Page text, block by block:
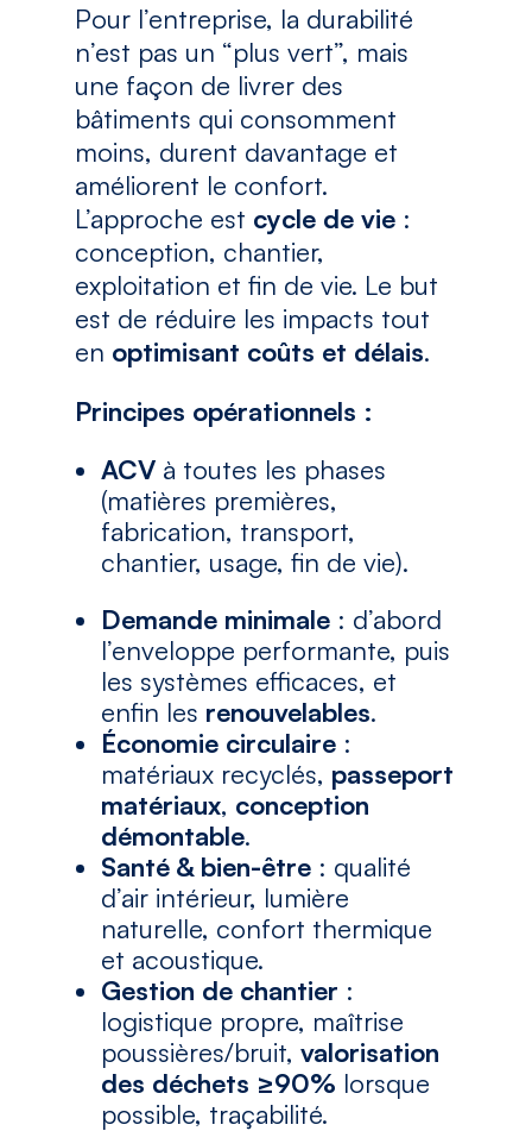
Pour l’entreprise, la durabilité
n’est pas un “plus vert”, mais
une façon de livrer des
bâtiments qui consomment
moins, durent davantage et
améliorent le confort.
L’approche est cycle de vie:
conception, chantier,
exploitation et fin de vie. Le but
est de réduire les impacts tout
en optimisant coûts et délais.
Principes opérationnels :
ACVà toutes les phases
(matières premières,
fabrication, transport,
chantier, usage, fin de vie).
Demande minimale: d’abord
l’enveloppe performante, puis
les systèmes efficaces, et
enfin les renouvelables.
Économie circulaire:
matériaux recyclés, passeport
matériaux, conception
démontable.
Santé & bien-être: qualité
d’air intérieur, lumière
naturelle, confort thermique
et acoustique.
Gestion de chantier :
logistique propre, maîtrise
poussières/bruit, valorisation
des déchets ≥90% lorsque
possible, traçabilité.